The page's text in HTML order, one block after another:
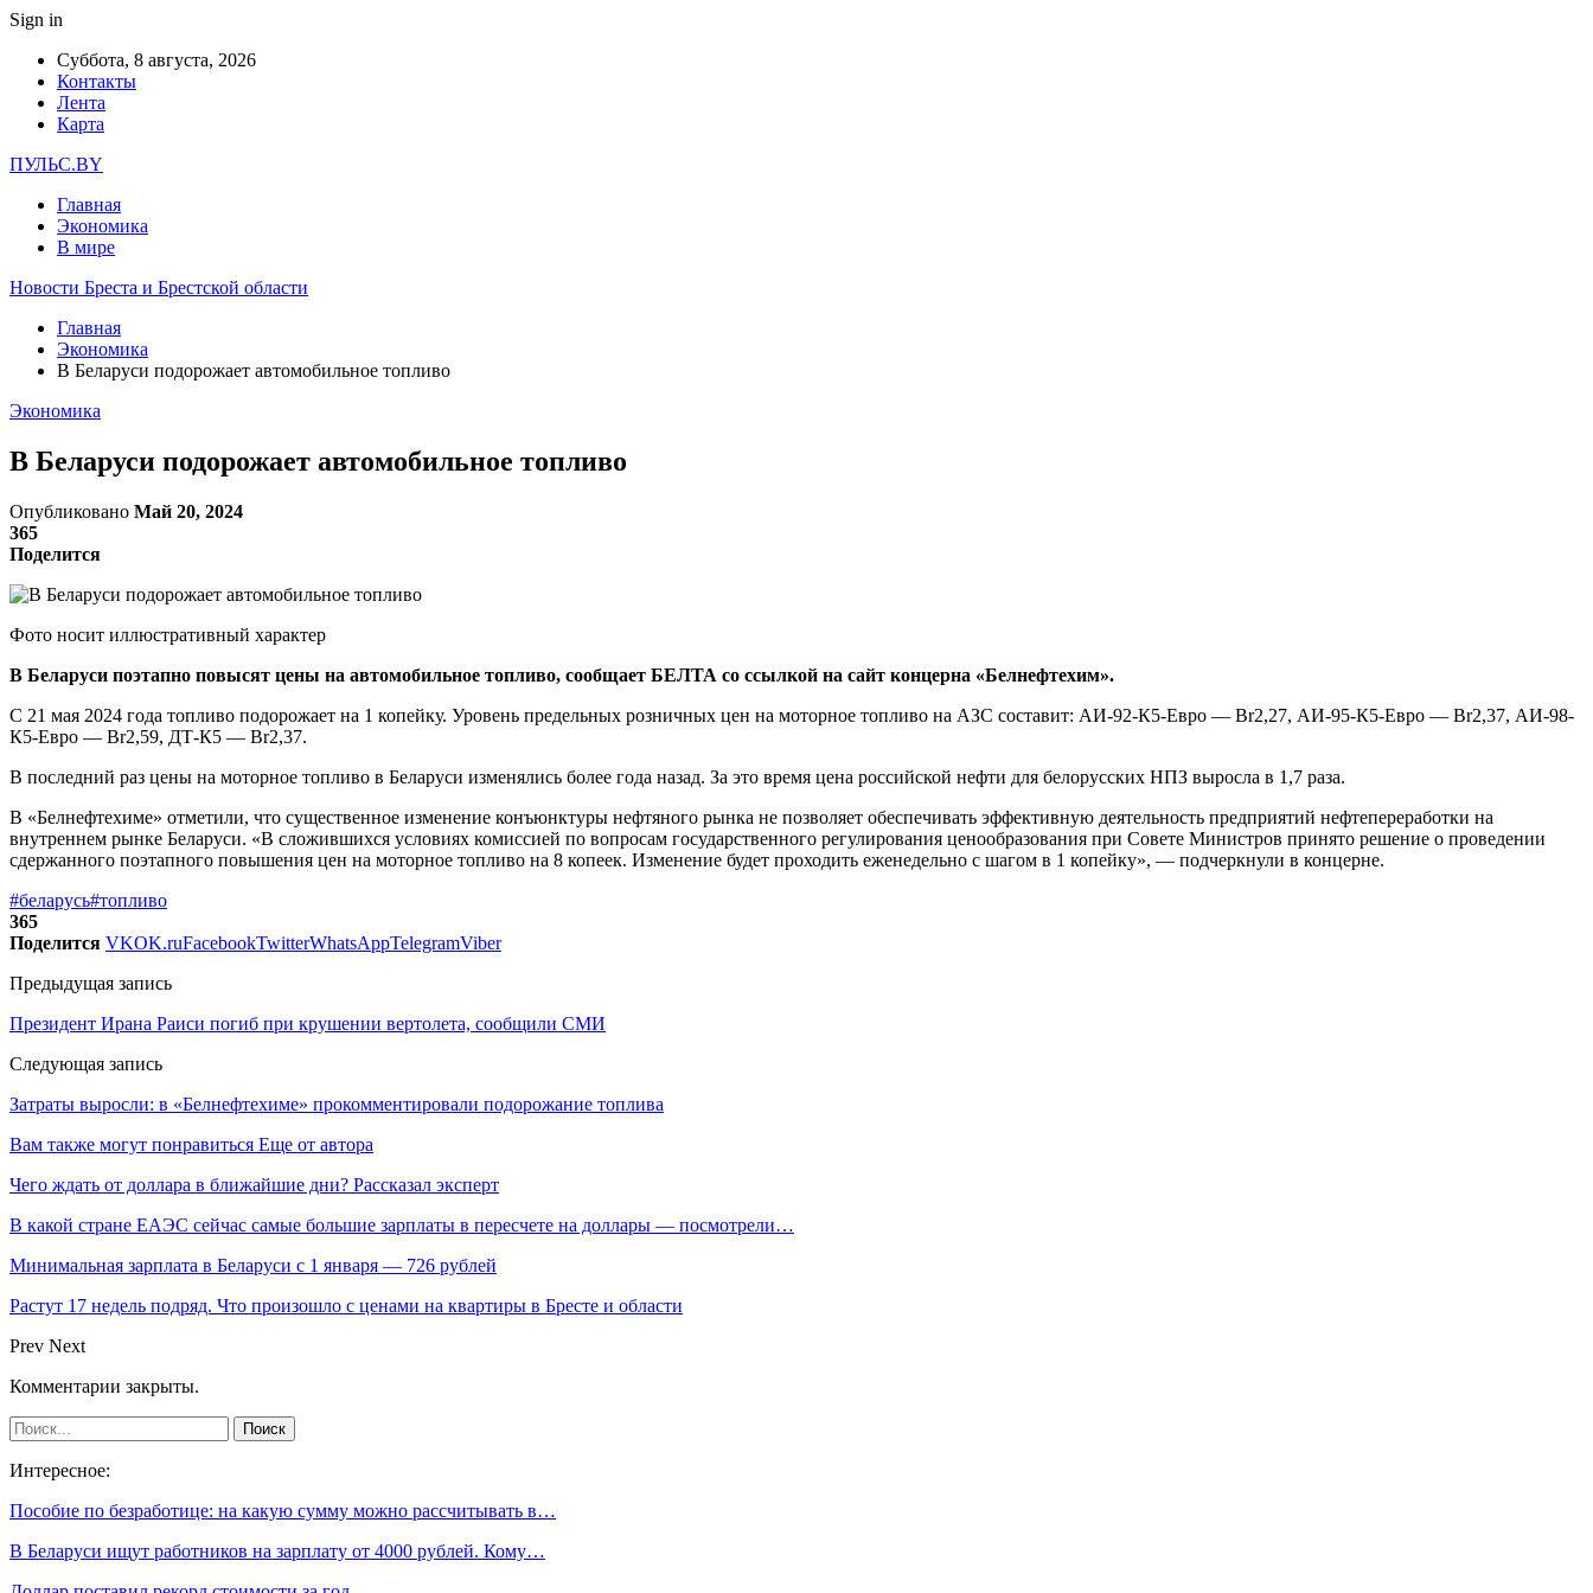
Sign in
Суббота, 8 августа, 2026
Контакты
Лента
Карта
ПУЛЬС.BY
Главная
Экономика
В мире
Новости Бреста и Брестской области
Главная
Экономика
В Беларуси подорожает автомобильное топливо
Экономика
В Беларуси подорожает автомобильное топливо
Опубликовано Май 20, 2024
365
Поделится
Фото носит иллюстративный характер
В Беларуси поэтапно повысят цены на автомобильное топливо, сообщает БЕЛТА со ссылкой на сайт концерна «Белнефтехим».
С 21 мая 2024 года топливо подорожает на 1 копейку. Уровень предельных розничных цен на моторное топливо на АЗС составит: АИ-92-К5-Евро — Br2,27, АИ-95-К5-Евро — Br2,37, АИ-98-
К5-Евро — Br2,59, ДТ-К5 — Br2,37.
В последний раз цены на моторное топливо в Беларуси изменялись более года назад. За это время цена российской нефти для белорусских НПЗ выросла в 1,7 раза.
В «Белнефтехиме» отметили, что существенное изменение конъюнктуры нефтяного рынка не позволяет обеспечивать эффективную деятельность предприятий нефтепереработки на
внутреннем рынке Беларуси. «В сложившихся условиях комиссией по вопросам государственного регулирования ценообразования при Совете Министров принято решение о проведении
сдержанного поэтапного повышения цен на моторное топливо на 8 копеек. Изменение будет проходить еженедельно с шагом в 1 копейку», — подчеркнули в концерне.
#беларусь#топливо
365
Поделится VKOK.ruFacebookTwitterWhatsAppTelegramViber
Предыдущая запись
Президент Ирана Раиси погиб при крушении вертолета, сообщили СМИ
Следующая запись
Затраты выросли: в «Белнефтехиме» прокомментировали подорожание топлива
Вам также могут понравиться Еще от автора
Чего ждать от доллара в ближайшие дни? Рассказал эксперт
В какой стране ЕАЭС сейчас самые большие зарплаты в пересчете на доллары — посмотрели…
Минимальная зарплата в Беларуси с 1 января — 726 рублей
Растут 17 недель подряд. Что произошло с ценами на квартиры в Бресте и области
Prev Next
Комментарии закрыты.
Интересное:
Пособие по безработице: на какую сумму можно рассчитывать в…
В Беларуси ищут работников на зарплату от 4000 рублей. Кому…